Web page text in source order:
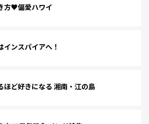
方♥偏愛ハワイ
インスパイアへ！
ほど好きになる 湘南・江の島